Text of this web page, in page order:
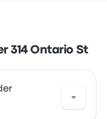
314 Ontario St